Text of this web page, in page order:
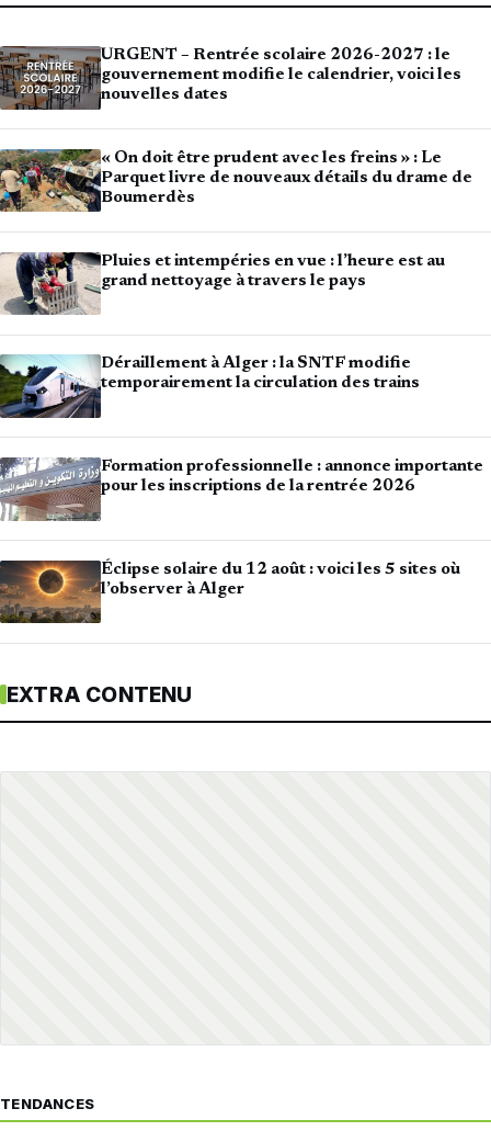
URGENT – Rentrée scolaire 2026-2027 : le
gouvernement modifie le calendrier, voici les
nouvelles dates
« On doit être prudent avec les freins » : Le
Parquet livre de nouveaux détails du drame de
Boumerdès
Pluies et intempéries en vue : l’heure est au
grand nettoyage à travers le pays
Déraillement à Alger : la SNTF modifie
temporairement la circulation des trains
Formation professionnelle : annonce importante
pour les inscriptions de la rentrée 2026
Éclipse solaire du 12 août : voici les 5 sites où
l’observer à Alger
EXTRA CONTENU
TENDANCES